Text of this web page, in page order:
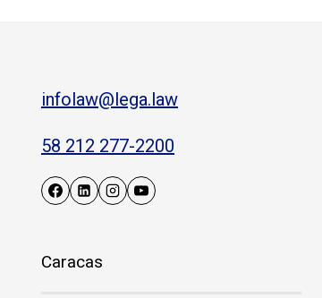
infolaw@lega.law
58 212 277-2200
Caracas